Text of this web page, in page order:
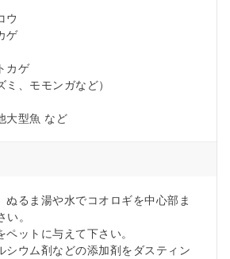
ウ
ゲ
カゲ
、モモンガなど）
大型魚 など
るま湯や水でコオロギを中心部ま
。
ットに与えて下さい。
ウム剤などの添加剤をダスティン